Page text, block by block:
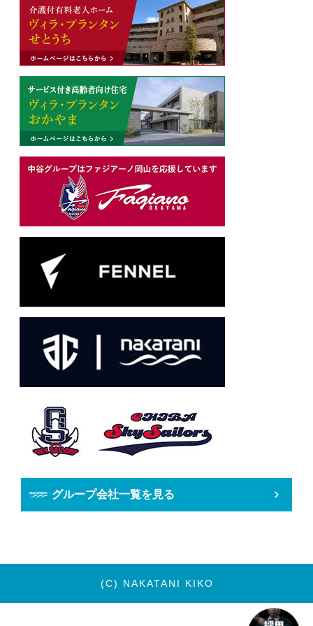
グループ会社一覧を見る
(C) NAKATANI KIKO